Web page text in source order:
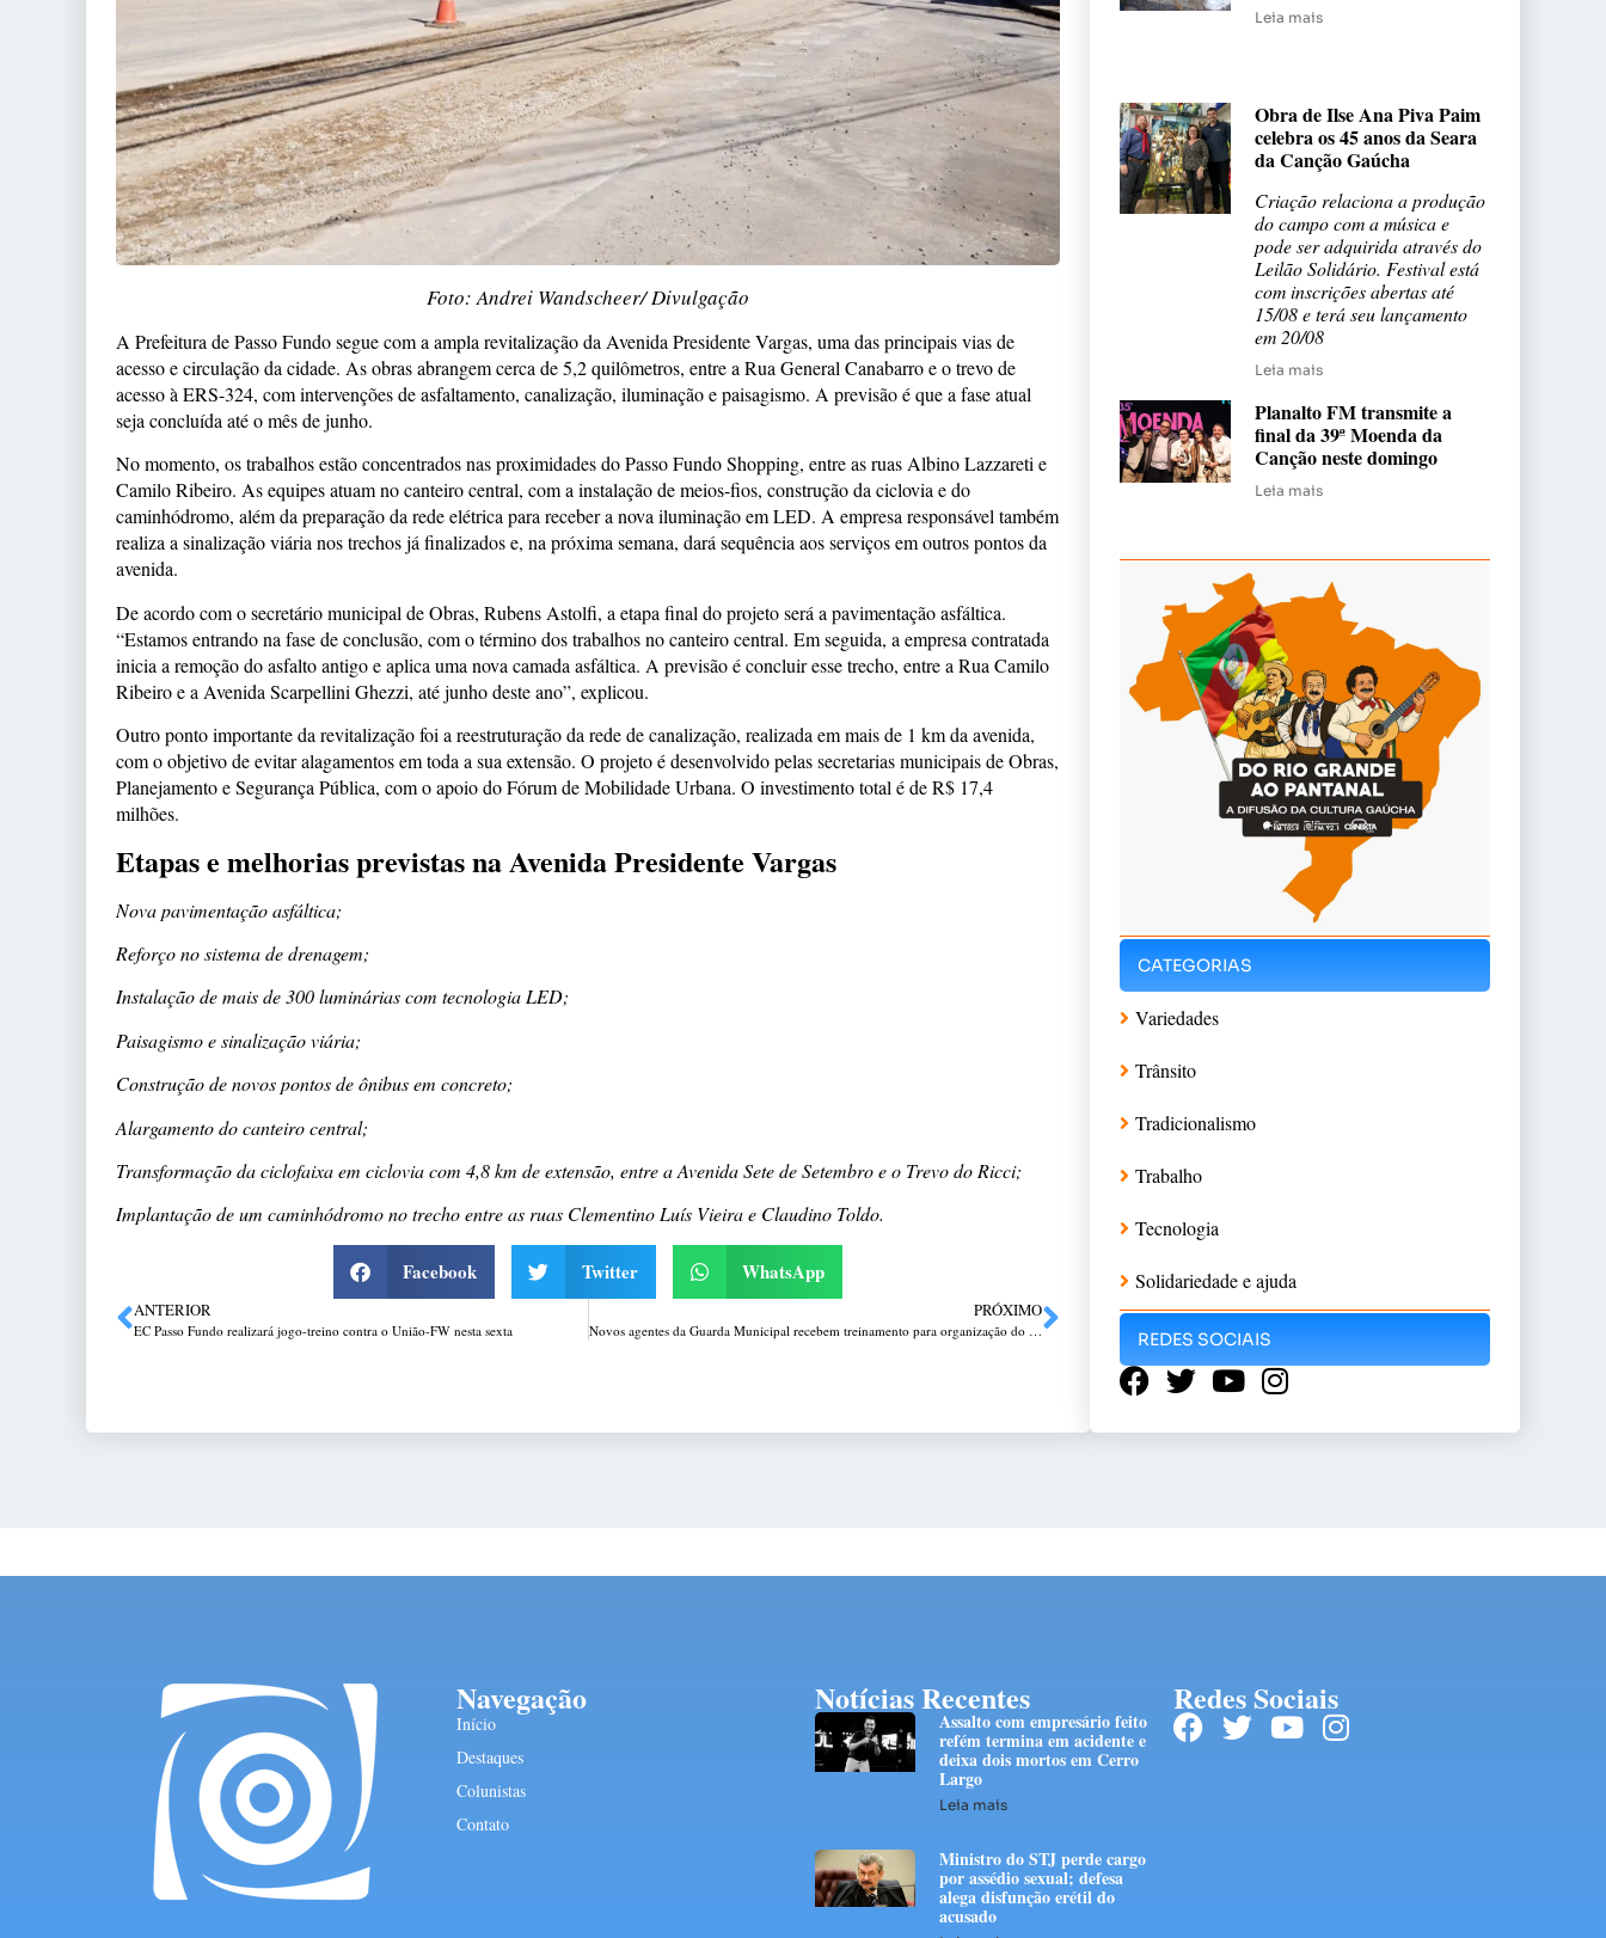
Foto: Andrei Wandscheer/ Divulgação
A Prefeitura de Passo Fundo segue com a ampla revitalização da Avenida Presidente Vargas, uma das principais vias de
acesso e circulação da cidade. As obras abrangem cerca de 5,2 quilômetros, entre a Rua General Canabarro e o trevo de
acesso à ERS-324, com intervenções de asfaltamento, canalização, iluminação e paisagismo. A previsão é que a fase atual
seja concluída até o mês de junho.
No momento, os trabalhos estão concentrados nas proximidades do Passo Fundo Shopping, entre as ruas Albino Lazzareti e
Camilo Ribeiro. As equipes atuam no canteiro central, com a instalação de meios-fios, construção da ciclovia e do
caminhódromo, além da preparação da rede elétrica para receber a nova iluminação em LED. A empresa responsável também
realiza a sinalização viária nos trechos já finalizados e, na próxima semana, dará sequência aos serviços em outros pontos da
avenida.
De acordo com o secretário municipal de Obras, Rubens Astolfi, a etapa final do projeto será a pavimentação asfáltica.
“Estamos entrando na fase de conclusão, com o término dos trabalhos no canteiro central. Em seguida, a empresa contratada
inicia a remoção do asfalto antigo e aplica uma nova camada asfáltica. A previsão é concluir esse trecho, entre a Rua Camilo
Ribeiro e a Avenida Scarpellini Ghezzi, até junho deste ano”, explicou.
Outro ponto importante da revitalização foi a reestruturação da rede de canalização, realizada em mais de 1 km da avenida,
com o objetivo de evitar alagamentos em toda a sua extensão. O projeto é desenvolvido pelas secretarias municipais de Obras,
Planejamento e Segurança Pública, com o apoio do Fórum de Mobilidade Urbana. O investimento total é de R$ 17,4
milhões.
Etapas e melhorias previstas na Avenida Presidente Vargas
Nova pavimentação asfáltica;
Reforço no sistema de drenagem;
Instalação de mais de 300 luminárias com tecnologia LED;
Paisagismo e sinalização viária;
Construção de novos pontos de ônibus em concreto;
Alargamento do canteiro central;
Transformação da ciclofaixa em ciclovia com 4,8 km de extensão, entre a Avenida Sete de Setembro e o Trevo do Ricci;
Implantação de um caminhódromo no trecho entre as ruas Clementino Luís Vieira e Claudino Toldo.
Facebook Twitter WhatsApp
ANTERIOR
EC Passo Fundo realizará jogo-treino contra o União-FW nesta sexta
PRÓXIMO
Novos agentes da Guarda Municipal recebem treinamento para organização do trânsito
Leia mais
Obra de Ilse Ana Piva Paim
celebra os 45 anos da Seara
da Canção Gaúcha
Criação relaciona a produção
do campo com a música e
pode ser adquirida através do
Leilão Solidário. Festival está
com inscrições abertas até
15/08 e terá seu lançamento
em 20/08
Leia mais
Planalto FM transmite a
final da 39ª Moenda da
Canção neste domingo
Leia mais
CATEGORIAS
Variedades
Trânsito
Tradicionalismo
Trabalho
Tecnologia
Solidariedade e ajuda
REDES SOCIAIS
Navegação
Início
Destaques
Colunistas
Contato
Notícias Recentes
Assalto com empresário feito
refém termina em acidente e
deixa dois mortos em Cerro
Largo
Leia mais
Ministro do STJ perde cargo
por assédio sexual; defesa
alega disfunção erétil do
acusado
Redes Sociais